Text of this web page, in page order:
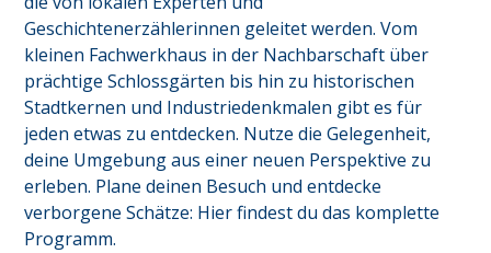
Geschichtenerzählerinnen geleitet werden. Vom
kleinen Fachwerkhaus in der Nachbarschaft über
prächtige Schlossgärten bis hin zu historischen
Stadtkernen und Industriedenkmalen gibt es für
jeden etwas zu entdecken. Nutze die Gelegenheit,
deine Umgebung aus einer neuen Perspektive zu
erleben. Plane deinen Besuch und entdecke
verborgene Schätze: Hier findest du das komplette
Programm.